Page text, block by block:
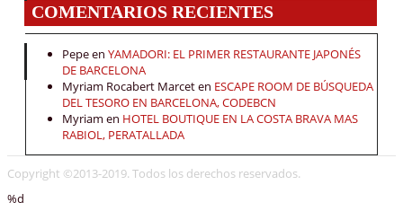
COMENTARIOS RECIENTES
Pepeen YAMADORI: EL PRIMER RESTAURANTE JAPONÉS
DE BARCELONA
Myriam Rocabert Marceten ESCAPE ROOM DE BÚSQUEDA
DEL TESORO EN BARCELONA, CODEBCN
Myriam en HOTEL BOUTIQUE EN LA COSTA BRAVA MAS
RABIOL, PERATALLADA
Copyright ©2013-2019. Todos los derechos reservados.
%d